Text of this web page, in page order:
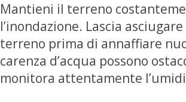
Mantieni il terreno
l’inondazione. Lascia
terreno prima di annaffiare
carenza d’acqua possono
monitora attentamente